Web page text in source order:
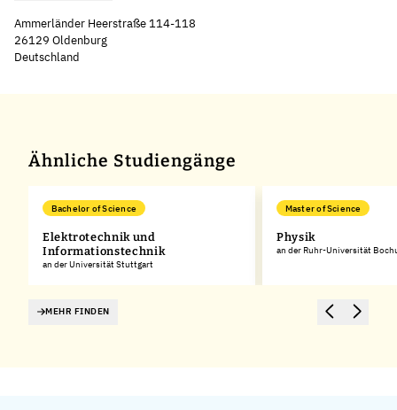
Ammerländer Heerstraße 114-118
26129 Oldenburg
Deutschland
Ähnliche Studiengänge
Bachelor of Science
Elektrotechnik und
Informationstechnik
an der Universität Stuttgart
Master of Science
Physik
an der Ruhr-Universität
MEHR FINDEN